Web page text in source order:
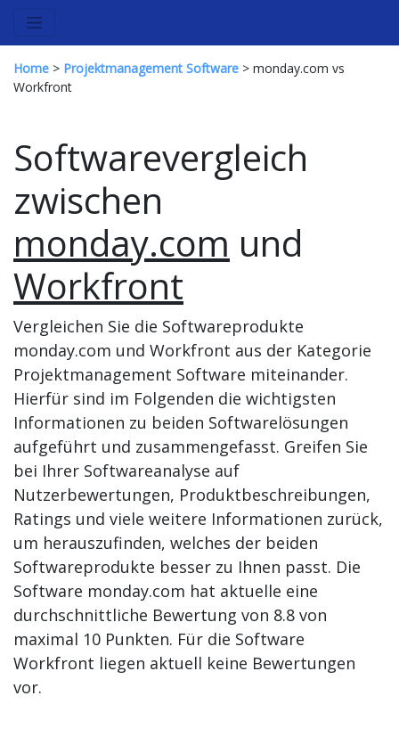
Home > Projektmanagement Software > monday.com vs
Workfront
Softwarevergleich
zwischen
monday.com und
Workfront
Vergleichen Sie die Softwareprodukte
monday.com und Workfront aus der Kategorie
Projektmanagement Software miteinander.
Hierfür sind im Folgenden die wichtigsten
Informationen zu beiden Softwarelösungen
aufgeführt und zusammengefasst. Greifen Sie
bei Ihrer Softwareanalyse auf
Nutzerbewertungen, Produktbeschreibungen,
Ratings und viele weitere Informationen zurück,
um herauszufinden, welches der beiden
Softwareprodukte besser zu Ihnen passt. Die
Software monday.com hat aktuelle eine
durchschnittliche Bewertung von 8.8 von
maximal 10 Punkten. Für die Software
Workfront liegen aktuell keine Bewertungen
vor.